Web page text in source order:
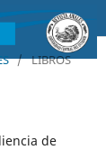
/ LIBROS
de